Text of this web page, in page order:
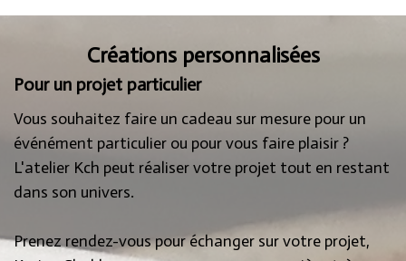
Créations personnalisées
Pour un projet particulier
Vous souhaitez faire un cadeau sur mesure pour un
événément particulier ou pour vous faire plaisir ?
L'atelier Kch peut réaliser votre projet tout en restant
dans son univers.
Prenez rendez-vous pour échanger sur votre projet,